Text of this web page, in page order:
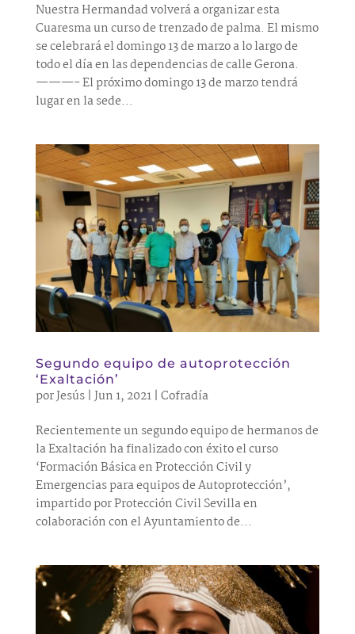
Nuestra Hermandad volverá a organizar esta
Cuaresma un curso de trenzado de palma. El mismo
se celebrará el domingo 13 de marzo a lo largo de
todo el día en las dependencias de calle Gerona.
———- El próximo domingo 13 de marzo tendrá
lugar en la sede...
Segundo equipo de autoprotección
‘Exaltación’
porJesús|Jun 1, 2021| Cofradía
Recientemente un segundo equipo de hermanos de
la Exaltación ha finalizado con éxito el curso
‘Formación Básica en Protección Civil y
Emergencias para equipos de Autoprotección’,
impartido por Protección Civil Sevilla en
colaboración con el Ayuntamiento de...